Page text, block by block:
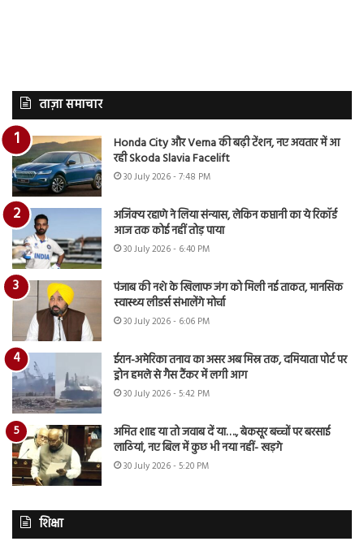
ताज़ा समाचार
Honda City और Verna की बढ़ी टेंशन, नए अवतार में आ
रही Skoda Slavia Facelift
30 July 2026 - 7:48 PM
अजिंक्य रहाणे ने लिया संन्यास, लेकिन कप्तानी का ये रिकॉर्ड
आज तक कोई नहीं तोड़ पाया
30 July 2026 - 6:40 PM
पंजाब की नशे के खिलाफ जंग को मिली नई ताकत, मानसिक
स्वास्थ्य लीडर्स संभालेंगे मोर्चा
30 July 2026 - 6:06 PM
ईरान-अमेरिका तनाव का असर अब मिस्र तक, दमियाता पोर्ट पर
ड्रोन हमले से गैस टैंकर में लगी आग
30 July 2026 - 5:42 PM
अमित शाह या तो जवाब दें या…., बेकसूर बच्चों पर बरसाई
लाठियां, नए बिल में कुछ भी नया नहीं- खड़गे
30 July 2026 - 5:20 PM
शिक्षा